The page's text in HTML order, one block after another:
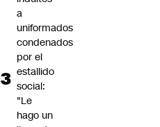
a
uniformados
condenados
por el
estallido
social:
"Le
hago un